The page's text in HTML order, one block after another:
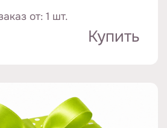
от: 1 шт.
Купить